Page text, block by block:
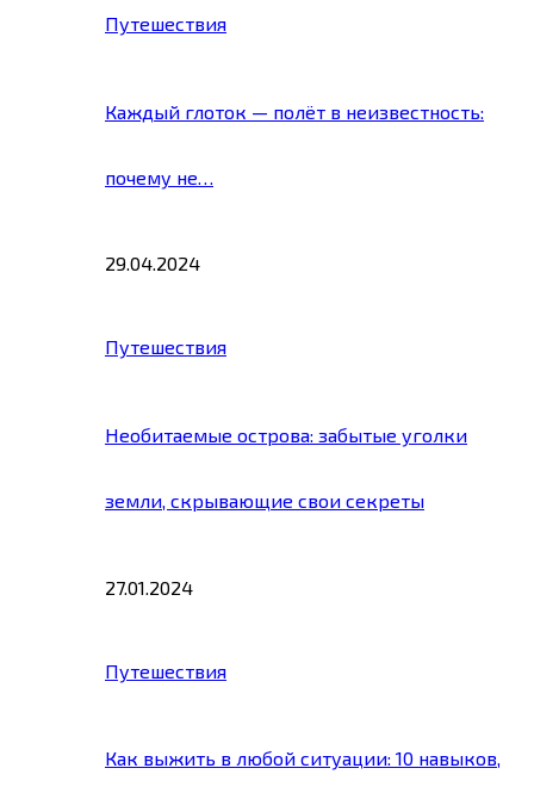
Путешествия
Каждый глоток — полёт в неизвестность:
почему не…
29.04.2024
Путешествия
Необитаемые острова: забытые уголки
земли, скрывающие свои секреты
27.01.2024
Путешествия
Как выжить в любой ситуации: 10 навыков,